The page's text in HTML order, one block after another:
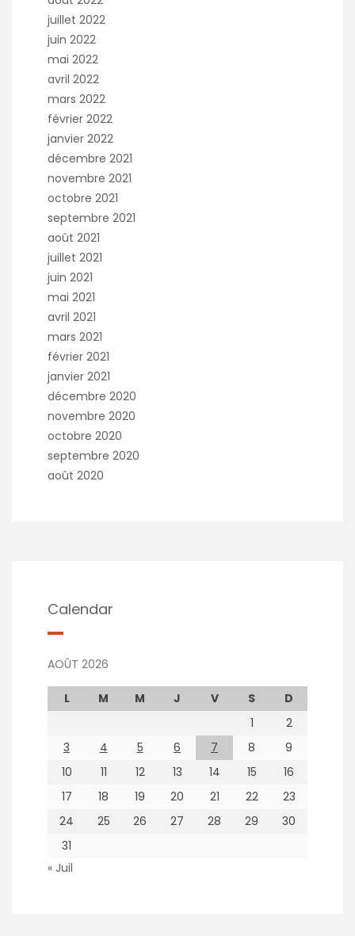
juillet 2022
juin 2022
mai 2022
avril 2022
mars 2022
février 2022
janvier 2022
décembre 2021
novembre 2021
octobre 2021
septembre 2021
août 2021
juillet 2021
juin 2021
mai 2021
avril 2021
mars 2021
février 2021
janvier 2021
décembre 2020
novembre 2020
octobre 2020
septembre 2020
août 2020
Calendar
AOÛT 2026
L M M J V S
D
1
2
3
4 5 6 7 8
9
10
11 12 13 14 15
16
17
18 19 20 21 22
23
24
25 26 27 28 29
30
31
« Juil